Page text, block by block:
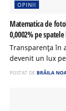
OPINII
Matematica de
0,0002% pe
Transparența în
devenit un lux
POSTAT DE BRĂILA